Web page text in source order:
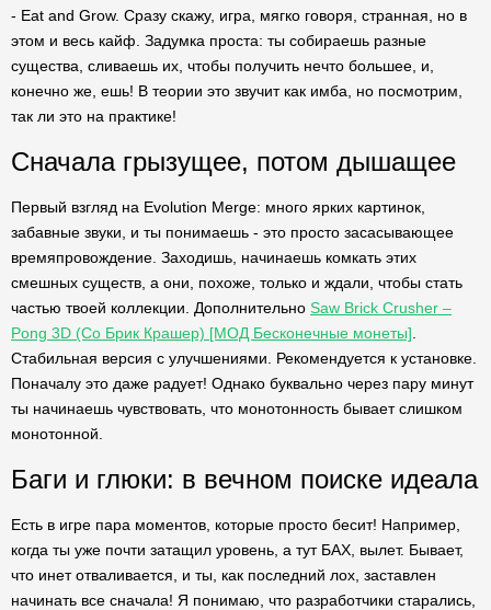
- Eat and Grow. Сразу скажу, игра, мягко говоря, странная, но в
этом и весь кайф. Задумка проста: ты собираешь разные
существа, сливаешь их, чтобы получить нечто большее, и,
конечно же, ешь! В теории это звучит как имба, но посмотрим,
так ли это на практике!
Сначала грызущее, потом дышащее
Первый взгляд на Evolution Merge: много ярких картинок,
забавные звуки, и ты понимаешь - это просто засасывающее
времяпровождение. Заходишь, начинаешь комкать этих
смешных существ, а они, похоже, только и ждали, чтобы стать
частью твоей коллекции. Дополнительно Saw Brick Crusher –
Pong 3D (Со Брик Крашер) [МОД Бесконечные монеты]
Стабильная версия с улучшениями. Рекомендуется к установке.
Поначалу это даже радует! Однако буквально через пару минут
ты начинаешь чувствовать, что монотонность бывает слишком
монотонной.
Баги и глюки: в вечном поиске идеала
Есть в игре пара моментов, которые просто бесит! Например,
когда ты уже почти затащил уровень, а тут БАХ, вылет. Бывает,
что инет отваливается, и ты, как последний лох, заставлен
начинать все сначала! Я понимаю, что разработчики старались,